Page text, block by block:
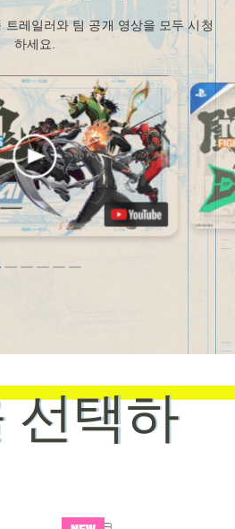
트레일러와 팀 공개 영상을 모두 시청
하세요.
선택하
선택하